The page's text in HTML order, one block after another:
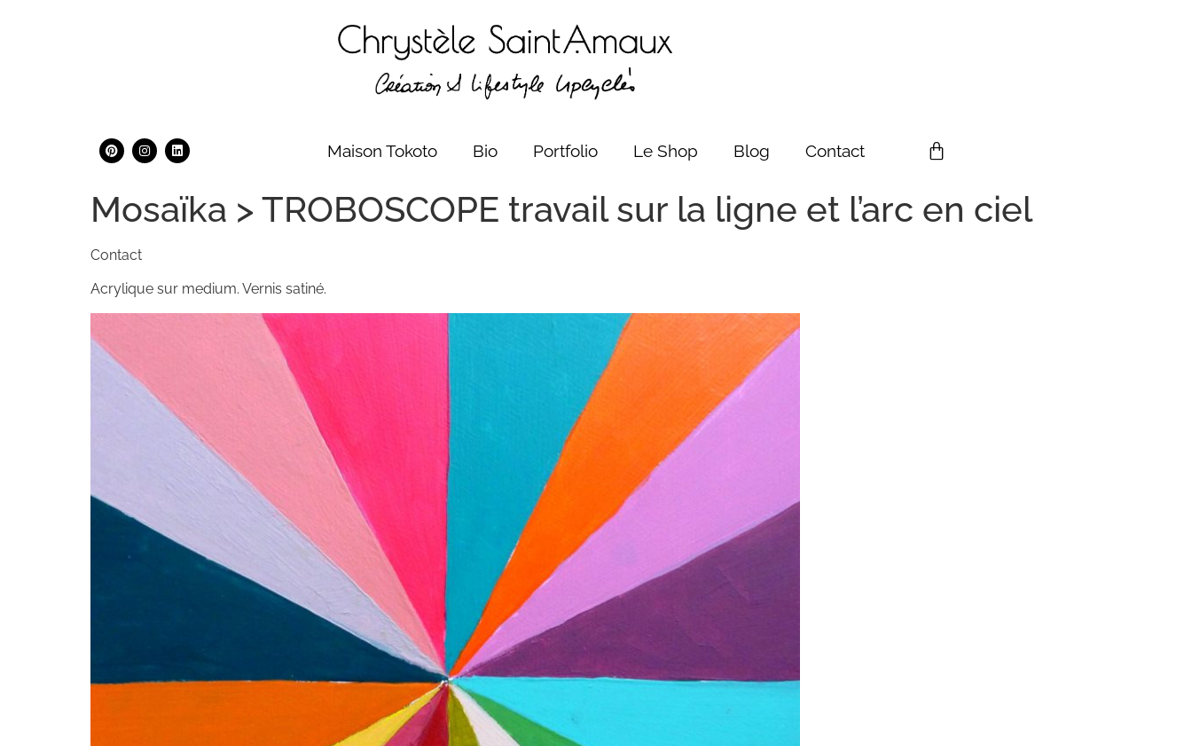
Maison Tokoto Bio Portfolio Le Shop Blog Contact
Mosaïka > TROBOSCOPE travail sur la ligne et l’arc en ciel
Contact
Acrylique sur medium. Vernis satiné.